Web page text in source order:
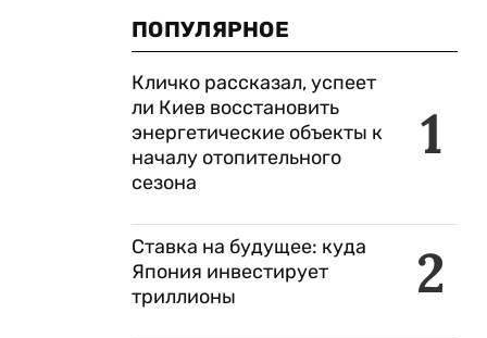
ПОПУЛЯРНОЕ
1
Кличко рассказал, успеет
ли Киев восстановить
энергетические объекты к
началу отопительного
сезона
2
Ставка на будущее: куда
Япония инвестирует
триллионы